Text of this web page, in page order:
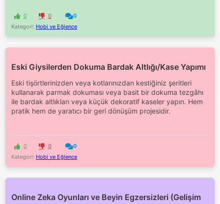
0 0
0
Kategori: Hobi ve Eğlence
Eski Giysilerden Dokuma Bardak Altlığı/Kase Yapımı
Eski tişörtlerinizden veya kotlarınızdan kestiğiniz şeritleri
kullanarak parmak dokuması veya basit bir dokuma tezgâhı
ile bardak altlıkları veya küçük dekoratif kaseler yapın. Hem
pratik hem de yaratıcı bir geri dönüşüm projesidir.
0 0
0
Kategori: Hobi ve Eğlence
Online Zeka Oyunları ve Beyin Egzersizleri (Gelişim